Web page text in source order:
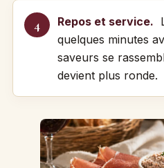
Repos et service.
quelques minutes
saveurs se
devient plus ronde.